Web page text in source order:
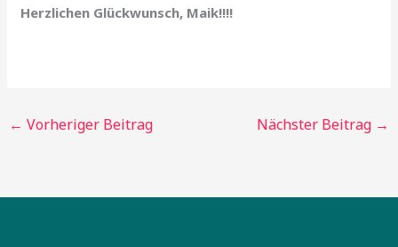
Herzlichen Glückwunsch, Maik!!!!
← Vorheriger Beitrag Nächster Beitrag →